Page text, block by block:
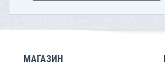
МАГАЗИН